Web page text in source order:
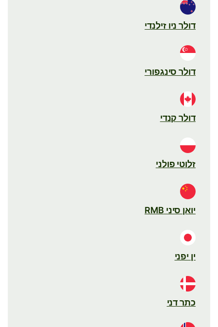
דולר ניו זילנדי
דולר סינגפורי
דולר קנדי
זלוטי פולני
יואן סיני RMB
ין יפני
כתר דני